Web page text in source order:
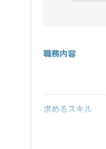
職務内容
求めるスキル